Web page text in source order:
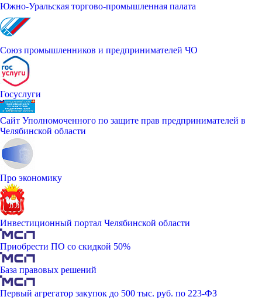
Южно-Уральская торгово-промышленная палата
Союз промышленников и предпринимателей ЧО
Госуслуги
Сайт Уполномоченного по защите прав предпринимателей в
Челябинской области
Про экономику
Инвестиционный портал Челябинской области
Приобрести ПО со скидкой 50%
База правовых решений
Первый агрегатор закупок до 500 тыс. руб. по 223-ФЗ